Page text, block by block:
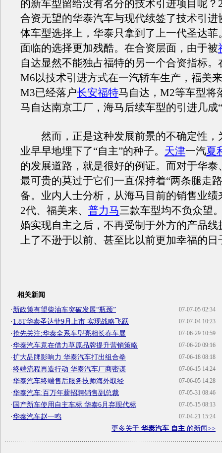
的新车型留给没有名分的技术引进项目呢？
合资无望的华泰汽车与现代续签了技术引进
体车型选择上，华泰只拿到了上一代圣达菲
面临的选择更加残酷。在合资层面，由于被
自达显然不能独占福特的另一个合资指标。
M6以技术引进方式在一汽轿车生产，福美
M3已经落户长安福特马自达，M2等车型将
马自达南京工厂，海马后续车型的引进几成
然而，正是这种发展前景的不确定性，
业早早地埋下了“自主”的种子。 天津一汽夏
的发展道路，就是很好的例证。而对于华泰
最可贵的莫过于它们一直保持着“两条腿走
备。业内人士分析，从海马目前的销售业绩
2代、福美来、 普力马三款车型均不负众望
婚实现自主之后，不再受制于外方的产品线
上了不逊于以前、甚至比以前更加幸福的日
相关新闻
07-07-05 02:34
·新政策有望柴油车突破发展“瓶颈”
07-07-04 10:23
·1.8T华泰圣达菲9月上市 实现战略飞跃
07-06-29 10:59
·抢先关注:华泰全系车型亮相长春车展
07-06-20 09:16
·华泰汽车意在借力草原品牌提升营销策略
07-06-18 08:18
·扩大品牌影响力 华泰汽车打出组合拳
07-06-15 14:24
·终端流程再造行动 华泰汽车厂商密谋
07-06-05 14:28
·华泰汽车终端售后服务技师海外取经
07-05-31 08:46
·华泰汽车:百万年薪招聘销售副总裁
07-05-15 08:13
·国产新车使用自主车标 华泰6月弃现代标
07-04-21 15:24
·华泰汽车赵一鸣
更多关于 华泰汽车 自主 的新闻>>